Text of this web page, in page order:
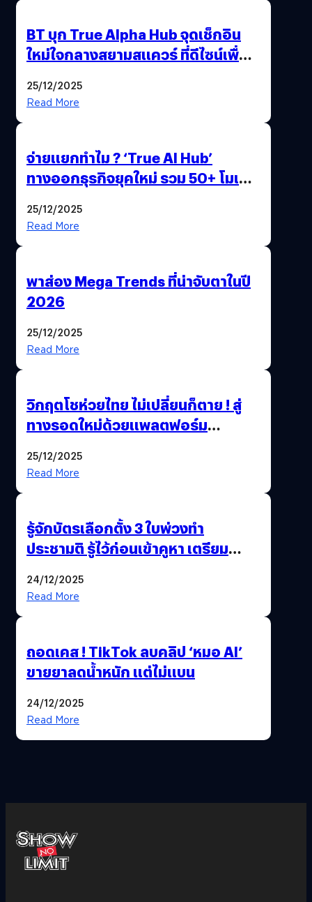
BT บุก True Alpha Hub จุดเช็กอิน
ใหม่ใจกลางสยามสแควร์ ที่ดีไซน์เพื่อ
25/12/2025
Read More
จ่ายแยกทำไม ? ‘True AI Hub’
ทางออกธุรกิจยุคใหม่ รวม 50+ โมเดล
25/12/2025
Read More
พาส่อง Mega Trends ที่น่าจับตาในปี
2026
25/12/2025
Read More
วิกฤตโชห่วยไทย ไม่เปลี่ยนก็ตาย ! สู่
ทางรอดใหม่ด้วยแพลตฟอร์ม
25/12/2025
Read More
รู้จักบัตรเลือกตั้ง 3 ใบพ่วงทำ
ประชามติ รู้ไว้ก่อนเข้าคูหา เตรียม
24/12/2025
Read More
ถอดเคส ! TikTok ลบคลิป ‘หมอ AI’
ขายยาลดน้ำหนัก แต่ไม่แบน
24/12/2025
Read More